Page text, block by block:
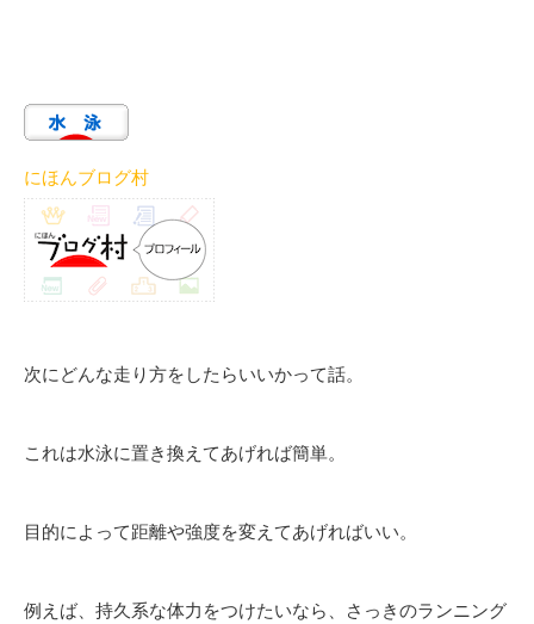
にほんブログ村
次にどんな走り方をしたらいいかって話。
これは水泳に置き換えてあげれば簡単。
目的によって距離や強度を変えてあげればいい。
例えば、持久系な体力をつけたいなら、さっきのランニング